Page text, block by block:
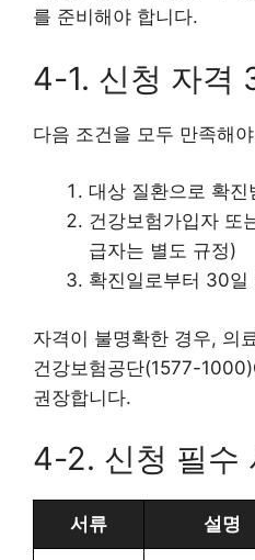
를 준비해야 합니다.
4-1. 신청 자격
다음 조건을 모두 만족해
대상 질환으로 확진
건강보험가입자 또
급자는 별도 규정)
확진일로부터 30일
자격이 불명확한 경우, 의
건강보험공단(1577-
권장합니다.
4-2. 신청 필수
서류 설명